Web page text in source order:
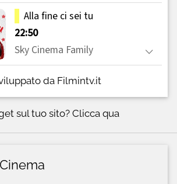
da Filmintv.it
sul tuo sito?Clicca qua